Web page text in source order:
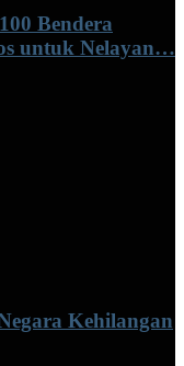
Bendera
untuk Nelayan…
Kehilangan